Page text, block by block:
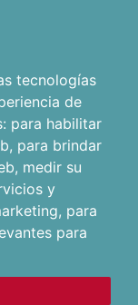
tecnologías
de
para habilitar
, para brindar
, medir su
y
, para
para